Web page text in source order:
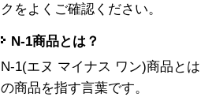
クをよくご確認ください。
N-1商品とは？
N-1(エヌ マイナス ワン)商品と
の商品を指す言葉です。